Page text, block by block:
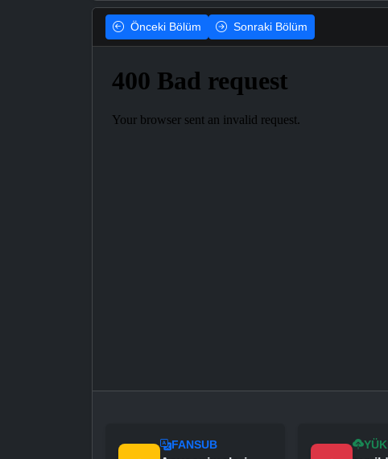
Önceki Bölüm Sonraki Bölüm
FANSUB